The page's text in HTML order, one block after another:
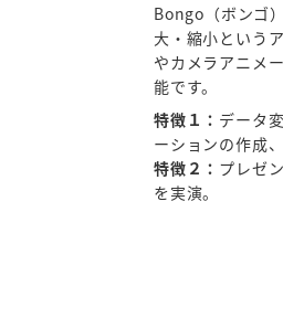
Bongo（ボンゴ
大・縮小という
やカメラアニメ
能です。
特徴１： データ
ーションの作成
特徴２： プレゼ
を実演。